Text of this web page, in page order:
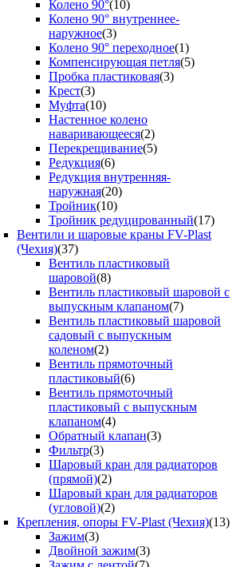
Колено 90°(10)
Колено 90° внутреннее-
наружное(3)
Колено 90° переходное(1)
Компенсирующая петля(5)
Пробка пластиковая(3)
Крест(3)
Муфта(10)
Настенное колено
наваривающееся(2)
Перекрещивание(5)
Редукция(6)
Редукция внутренняя-
наружная(20)
Тройник(10)
Тройник редуцированный(17)
Вентили и шаровые краны FV-Plast
(Чехия)(37)
Вентиль пластиковый
шаровой(8)
Вентиль пластиковый шаровой с
выпускным клапаном(7)
Вентиль пластиковый шаровой
садовый с выпускным
коленом(2)
Вентиль прямоточный
пластиковый(6)
Вентиль прямоточный
пластиковый с выпускным
клапаном(4)
Обратный клапан(3)
Фильтр(3)
Шаровый кран для радиаторов
(прямой)(2)
Шаровый кран для радиаторов
(угловой)(2)
Крепления, опоры FV-Plast (Чехия)(13)
Зажим(3)
Двойной зажим(3)